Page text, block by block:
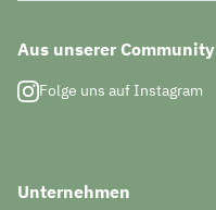
Aus unserer Community
Folge uns auf Instagram
Unternehmen